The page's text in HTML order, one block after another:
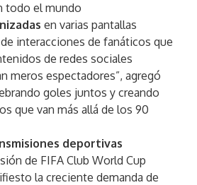
todo el mundo
en varias pantallas
de interacciones de fanáticos que
de redes sociales
meros espectadores”, agregó
goles juntos y creando
que van más allá de los 90
deportivas
de FIFA Club World Cup
la creciente demanda de